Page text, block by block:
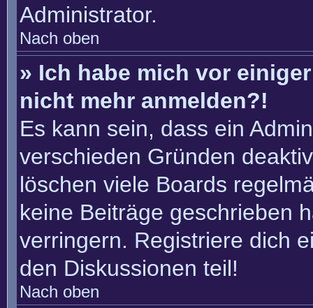
Administrator.
Nach oben
» Ich habe mich vor
nicht mehr anmelden?!
Es kann sein, dass ein
verschieden Gründen
löschen viele Boards
keine Beiträge geschrieben
verringern. Registriere dich
den Diskussionen teil!
Nach oben